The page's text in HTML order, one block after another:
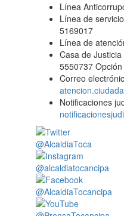
Línea
Línea de
5169017
Línea de
Casa de
5550737 Opción
Correo
Notificaciones
@AlcaldiaToca
@alcaldiatocancipa
@AlcaldiaTocancipa